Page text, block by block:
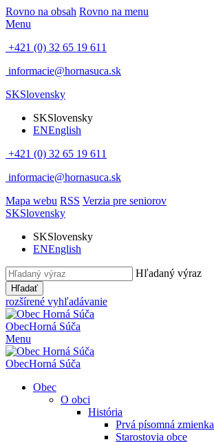
Rovno na obsah Rovno na menu
Menu
+421 (0) 32 65 19 611
informacie@hornasuca.sk
SKSlovensky
SKSlovensky
ENEnglish
+421 (0) 32 65 19 611
informacie@hornasuca.sk
Mapa webu RSS Verzia pre seniorov
SKSlovensky
SKSlovensky
ENEnglish
Hľadaný výraz
Hľadať
rozšírené vyhľadávanie
ObecHorná Súča
Menu
ObecHorná Súča
Obec
O obci
História
Prvá písomná zmienka
Starostovia obce